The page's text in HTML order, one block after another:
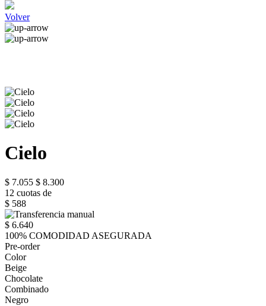
Volver
Cielo
$ 7.055 $ 8.300
12 cuotas de
$ 588
$ 6.640
100% COMODIDAD ASEGURADA
Pre-order
Color
Beige
Chocolate
Combinado
Negro